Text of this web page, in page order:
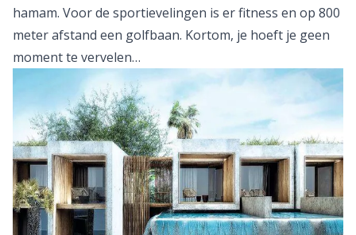
hamam. Voor de sportievelingen is er fitness en op 800
meter afstand een golfbaan. Kortom, je hoeft je geen
moment te vervelen…